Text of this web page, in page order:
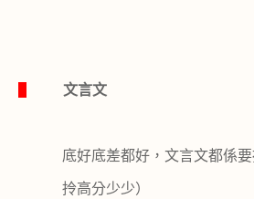
文言文
底好底差都好，文言文都係
拎高分少少）